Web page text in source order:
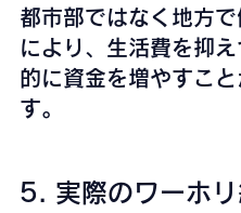
都市部ではなく地方で
により、生活費を抑
的に資金を増やすこ
す。
5. 実際のワーホ